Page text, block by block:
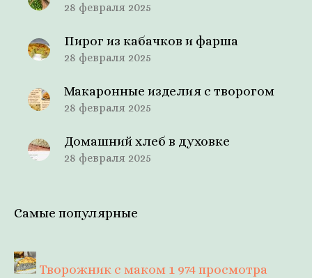
28 февраля 2025
Пирог из кабачков и фарша
28 февраля 2025
Макаронные изделия с творогом
28 февраля 2025
Домашний хлеб в духовке
28 февраля 2025
Самые популярные
Творожник с маком 1 974 просмотра